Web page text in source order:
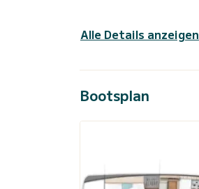
Alle Details anzeigen
Bootsplan